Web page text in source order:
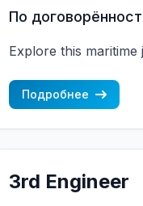
По
Explore this
Подробнее
3rd Engineer